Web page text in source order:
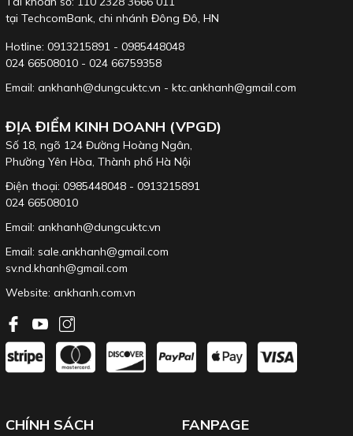
Với dòng sản phẩm sử dụng công nghệ mạ EL/AMOUR tham
khảo TLS-9N:
Bộ lục giác Eight TLS-9N với lớp mạ mới EL/ARMOUR đáp ứng tiêu
Giúp sản phẩm tăng độ cứng (HRC: 53-60), chống gỉ, giảm mài
mòn.
Tham khảo với bộ tương đương 9 cỡ với đai nhựa phẳng:
giác EIGHT TLS-9
tại TechcomBank, chi nhánh Đông Đô, HN
Hotline: 0913215891 - 0985448048
024 66508010 - 024 66759358
Email: ankhanh@dungcuktc.vn - ktc.ankhanh@gmail.com
ĐỊA ĐIỂM KINH DOANH (VPGD)
Số 18, ngõ 124 Đường Hoàng Ngân,
Phường Yên Hòa, Thành phố Hà Nội
Điện thoại: 0985448048 - 0913215891
024 66508010
Email: ankhanh@dungcuktc.vn
Email: sale.ankhanh@gmail.com
sv.nd.khanh@gmail.com
Website: ankhanh.com.vn
CHÍNH SÁCH FANPAGE